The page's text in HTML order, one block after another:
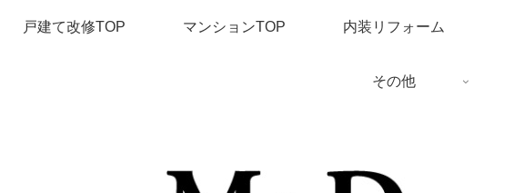
戸建て改修TOP マンションTOP 内装リフォーム
その他